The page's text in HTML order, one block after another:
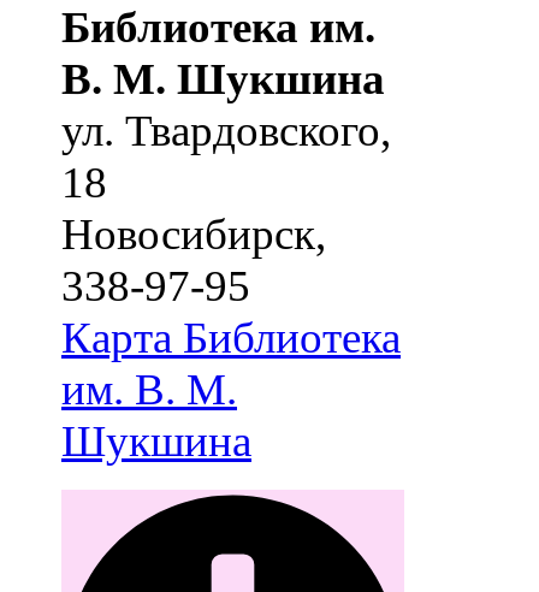
Библиотека им.
В. М. Шукшина
ул. Твардовского,
18
Новосибирск,
338-97-95
Карта Библиотека
им. В. М.
Шукшина